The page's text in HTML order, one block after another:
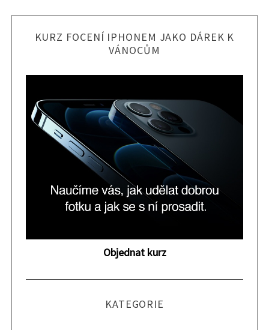
KURZ FOCENÍ IPHONEM JAKO DÁREK K
VÁNOCŮM
Objednat kurz
KATEGORIE
r
c